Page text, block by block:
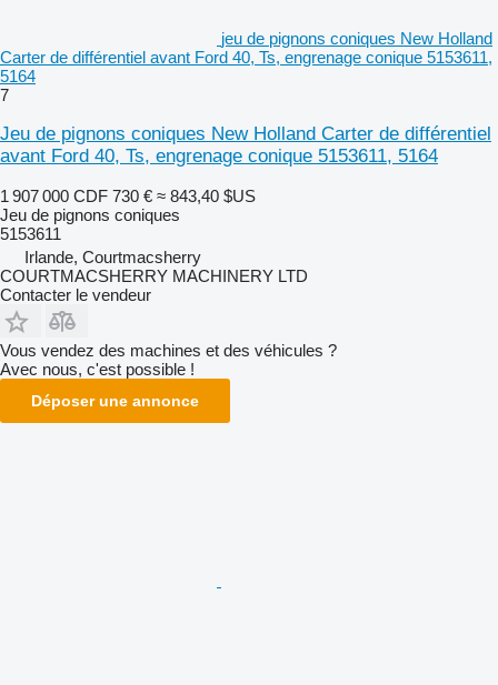
jeu de pignons coniques New Holland
Carter de différentiel avant Ford 40, Ts, engrenage conique 5153611,
5164
7
Jeu de pignons coniques New Holland Carter de différentiel
avant Ford 40, Ts, engrenage conique 5153611, 5164
1 907 000 CDF 730 € ≈ 843,40 $US
Jeu de pignons coniques
5153611
Irlande, Courtmacsherry
COURTMACSHERRY MACHINERY LTD
Contacter le vendeur
Vous vendez des machines et des véhicules ?
Avec nous, c'est possible !
Déposer une annonce